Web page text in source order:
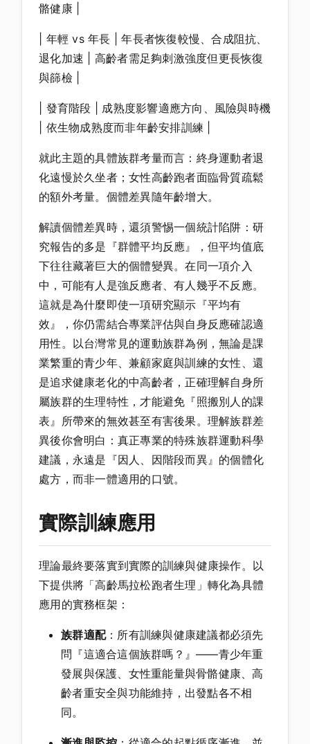
骼健康 |
| 年輕 vs 年長 | 年長者恢復較慢、合成阻抗、
退化加速 | 高齡者需足夠刺激強度但更長恢復
與篩檢 |
| 發育階段 | 成熟度影響適應方向、風險與時機
| 依生物成熟度而非年齡安排訓練 |
就此主題的具體族群考量而言：終身運動者退
化遠慢於久坐者；女性高齡跑者面臨骨質疏鬆
的額外考量。個體差異隨年齡增大。
解讀個體差異時，還須警惕一個統計陷阱：研
究報告的多是『群體平均反應』，但平均值底
下往往藏著巨大的個體變異。在同一項介入
中，可能有人是強反應者、有人幾乎不反應。
這就是為什麼即使一項研究顯示『平均有
效』，你仍需結合專業評估與自身反應確認適
用性。以台灣常見的運動族群為例，無論是課
業繁重的青少年、兼顧家庭與訓練的女性、還
是追求健康老化的中高齡者，正確理解自身所
屬族群的生理特性，才能避免『照搬別人的課
表』所帶來的無效甚至有害後果。理解族群差
異後你會明白：真正專業的特殊族群運動科學
建議，永遠是『因人、因階段而異』的個體化
處方，而非一體適用的口號。
實際訓練應用
理論最終要落實到實際的訓練與健康操作。以
下提供將「高齡馬拉松跑者生理」轉化為具體
應用的實務框架：
族群適配：所有訓練與健康建議都必須先
問『這適合這個族群嗎？』——青少年重
發展與保護、女性重能量與骨骼健康、高
齡者重安全與功能維持，出發點各不相
同。